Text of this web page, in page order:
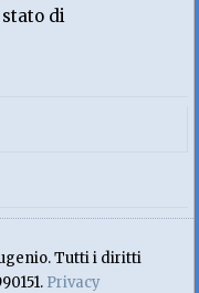
di
Tutti i diritti
Privacy